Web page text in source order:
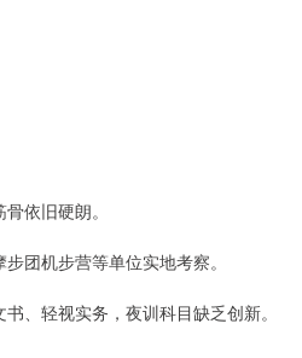
依旧硬朗。
团机步营等单位实地考察。
、轻视实务，夜训科目缺乏创新。